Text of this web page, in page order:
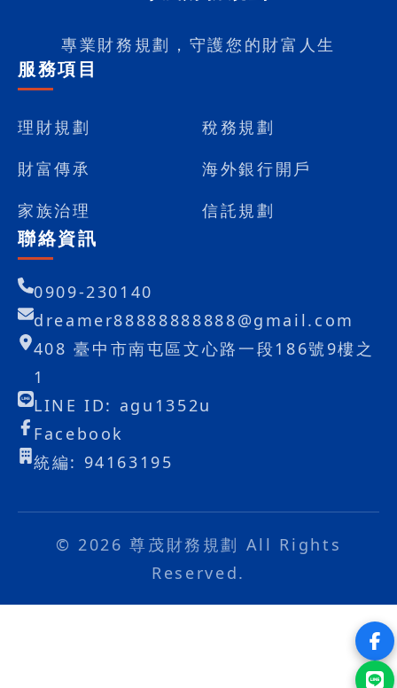
專業財務規劃，守護您的財富人生
服務項目
理財規劃
稅務規劃
財富傳承
海外銀行開戶
家族治理
信託規劃
聯絡資訊
0909-230140
dreamer88888888888@gmail.com
408 臺中市南屯區文心路一段186號9樓之
1
LINE ID: agu1352u
Facebook
統編: 94163195
© 2026 尊茂財務規劃 All Rights
Reserved.